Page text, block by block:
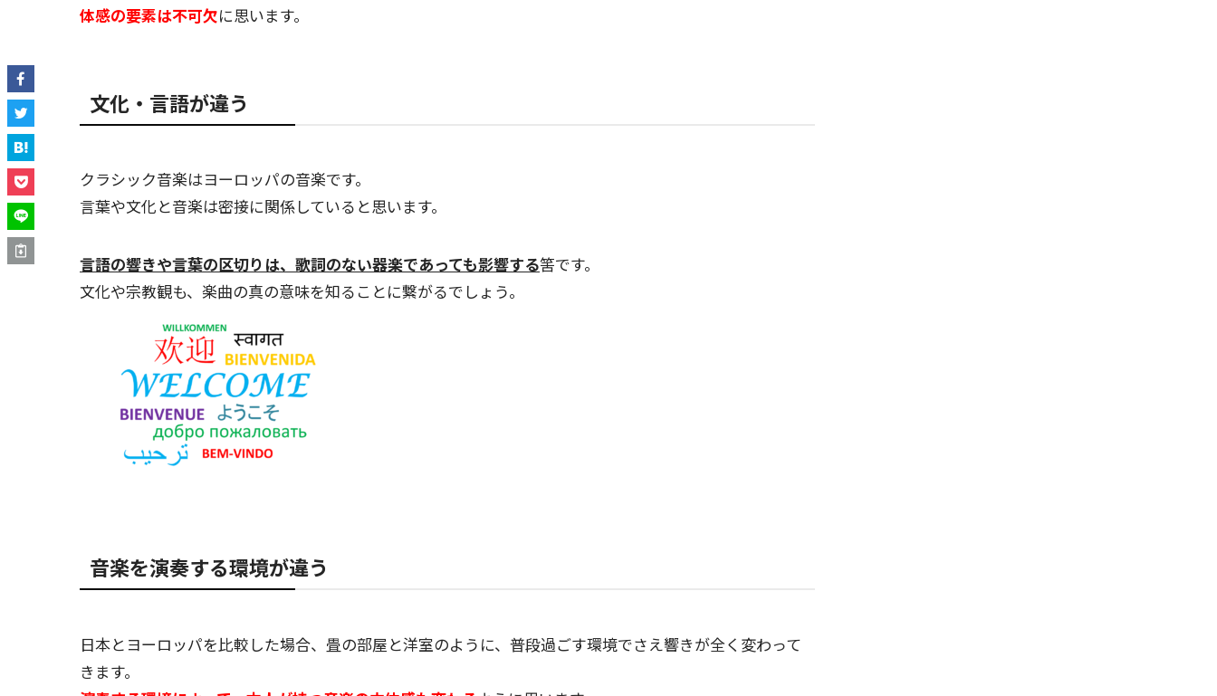
体感の要素は不可欠に思います。
文化・言語が違う
クラシック音楽はヨーロッパの音楽です。
言葉や文化と音楽は密接に関係していると思います。
言語の響きや言葉の区切りは、歌詞のない器楽であっても影響する筈です。
文化や宗教観も、楽曲の真の意味を知ることに繋がるでしょう。
音楽を演奏する環境が違う
日本とヨーロッパを比較した場合、畳の部屋と洋室のように、普段過ごす環境でさえ響きが全く変わって
きます。